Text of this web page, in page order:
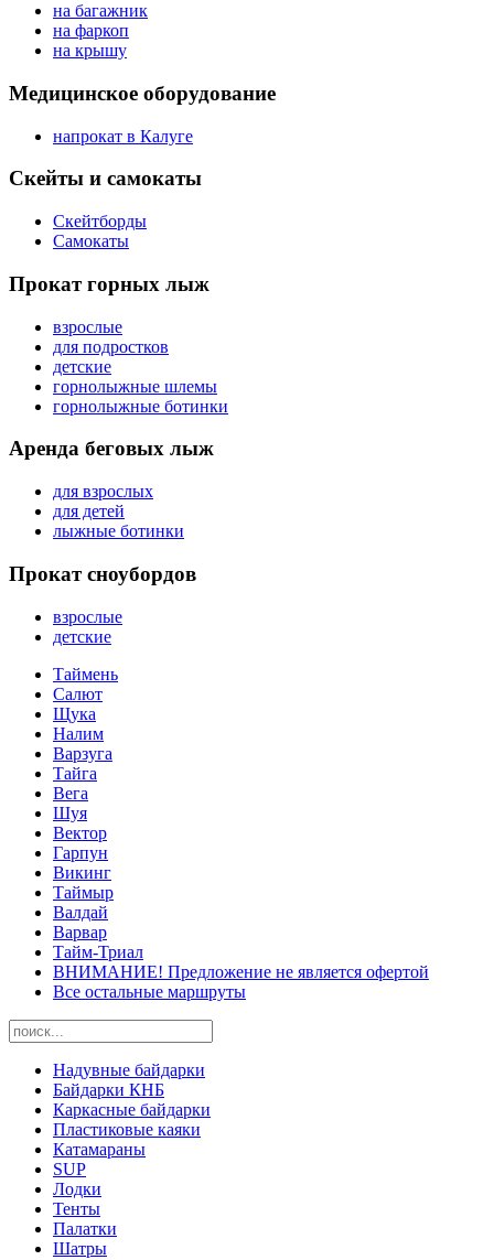
на багажник
на фаркоп
на крышу
Медицинское оборудование
напрокат в Калуге
Скейты и самокаты
Скейтборды
Самокаты
Прокат горных лыж
взрослые
для подростков
детские
горнолыжные шлемы
горнолыжные ботинки
Аренда беговых лыж
для взрослых
для детей
лыжные ботинки
Прокат сноубордов
взрослые
детские
Таймень
Салют
Щука
Налим
Варзуга
Тайга
Вега
Шуя
Вектор
Гарпун
Викинг
Таймыр
Валдай
Варвар
Тайм-Триал
ВНИМАНИЕ! Предложение не является офертой
Все остальные маршруты
Надувные байдарки
Байдарки КНБ
Каркасные байдарки
Пластиковые каяки
Катамараны
SUP
Лодки
Тенты
Палатки
Шатры